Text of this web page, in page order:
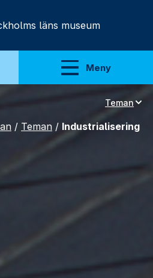
läns museum
Meny
Visa meny
Teman
Teman
För lärare
/ Teman / Industrialisering